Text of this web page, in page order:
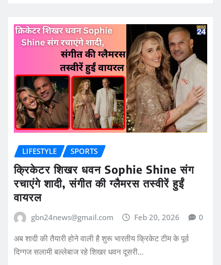
LIFESTYLE SPORTS
क्रिकेटर शिखर धवन Sophie Shine संग
रचाएंगे शादी, संगीत की ग्लैमरस तस्वीरें हुईं
वायरल
gbn24news@gmail.com Feb 20, 2026 0
अब शादी की तैयारी होने वाली है शुरू भारतीय क्रिकेट टीम के पूर्व
दिग्गज सलामी बल्लेबाज रहे शिखर धवन दूसरी…